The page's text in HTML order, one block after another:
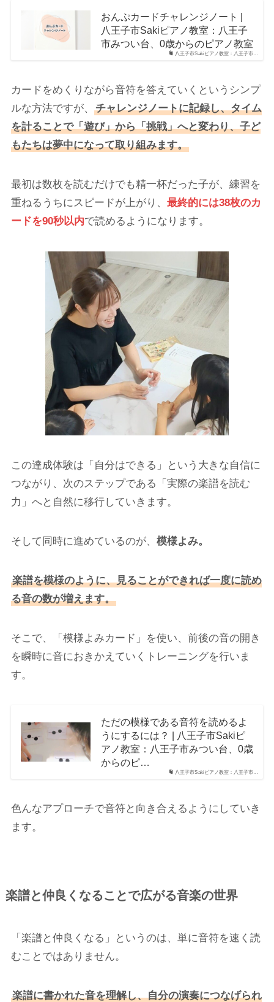
八王子市Sakiピアノ教室：八王子市…
おんぷカードチャレンジノート |
八王子市Sakiピアノ教室：八王子
市みつい台、0歳からのピアノ教室
カードをめくりながら音符を答えていくというシンプ
ルな方法ですが、
チャレンジノートに記録し、タイム
を計ることで「遊び」から「挑戦」へと変わり、子ど
もたちは夢中になって取り組みます。
最初は数枚を読むだけでも精一杯だった子が、練習を
重ねるうちにスピードが上がり、 最終的には38枚のカ
ードを90秒以内で読めるようになります。
この達成体験は「自分はできる」という大きな自信に
つながり、次のステップである「実際の楽譜を読む
力」へと自然に移行していきます。
そして同時に進めているのが、 模様よみ。
楽譜を模様のように、見ることができれば一度に読め
る音の数が増えます。
そこで、「模様よみカード」を使い、前後の音の開き
を瞬時に音におきかえていくトレーニングを行いま
す。
八王子市Sakiピアノ教室：八王子市…
ただの模様である音符を読めるよ
うにするには？ | 八王子市Sakiピ
アノ教室：八王子市みつい台、0歳
からのピ…
色んなアプローチで音符と向き合えるようにしていき
ます。
楽譜と仲良くなることで広がる音楽の世界
「楽譜と仲良くなる」というのは、単に音符を速く読
むことではありません。
楽譜に書かれた音を理解し、自分の演奏につなげられ